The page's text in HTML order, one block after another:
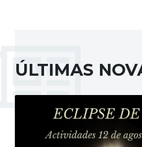
ÚLTIMAS
More